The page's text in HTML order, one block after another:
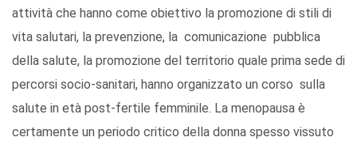
attività che hanno come obiettivo la promozione di stili di
vita salutari, la prevenzione, la comunicazione pubblica
della salute, la promozione del territorio quale prima sede di
percorsi socio-sanitari, hanno organizzato un corso sulla
salute in età post-fertile femminile. La menopausa è
certamente un periodo critico della donna spesso vissuto